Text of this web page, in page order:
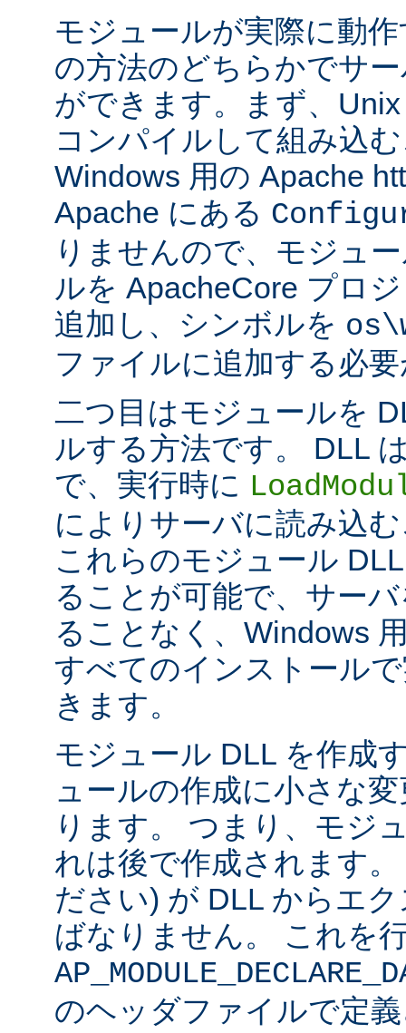
モジュールが実際に動
の方法のどちらかでサ
ができます。まず、
コンパイルして組み込
Windows 用の Apache
Apache にある
りませんので、モジュ
ルを ApacheCore プロ
追加し、シンボルを
ファイルに追加する必
二つ目はモジュールを
ルする方法です。 DLL
で、実行時に
によりサーバに読み込
これらのモジュール
ることが可能で、サー
ることなく、Windows
すべてのインストール
きます。
モジュール DLL を作成
ュールの作成に小さな
ります。 つまり、モジ
れは後で作成されます
ださい) が DLL からエ
ばなりません。 これを
のヘッダファイルで定